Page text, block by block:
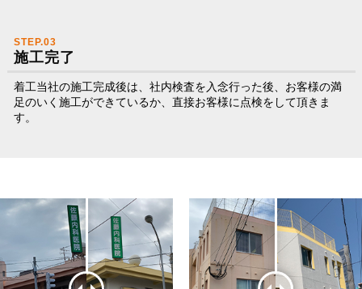
STEP.03
施工完了
着工当社の施工完成後は、社内検査を入念行った後、お客様の満
足のいく施工ができているか、直接お客様に点検をして頂きま
す。